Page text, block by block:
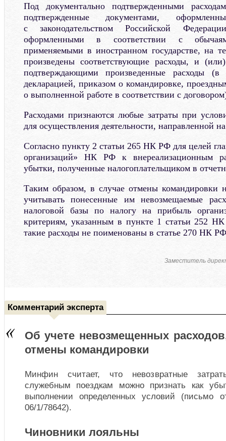
Под документально подтвержденными
подтвержденные документами,
с законодательством Российской
оформленными в соответствии с
применяемыми в иностранном государстве, на
произведены соответствующие расходы, и
подтверждающими произведенные расходы
декларацией, приказом о командировке,
о выполненной работе в соответствии с
Расходами признаются любые затраты при
для осуществления деятельности, направленной
Согласно пункту 2 статьи 265 НК РФ для целей
организаций» НК РФ к внереализационным
убытки, полученные налогоплательщиком в
Таким образом, в случае отмены командировки
учитывать понесенные им невозмещаемые
налоговой базы по налогу на прибыль
критериям, указанным в пункте 1 статьи 252
такие расходы не поименованы в статье 270 НК
Заместитель
Комментарий эксперта
Об учете невозмещенных
отмены командировки
Минфин считает, что невозвратные
служебным поездкам можно признать как
выполнении определенных условий
06/1/78642).
Чиновники лояльны